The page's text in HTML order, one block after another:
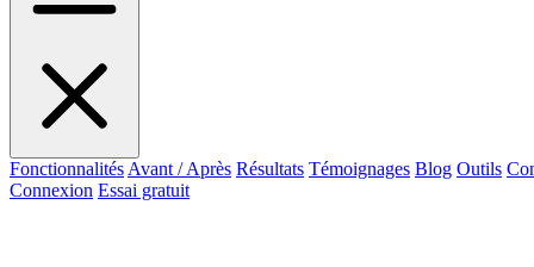
Fonctionnalités Avant / Après Résultats Témoignages Blog Outils
Connexion Essai gratuit